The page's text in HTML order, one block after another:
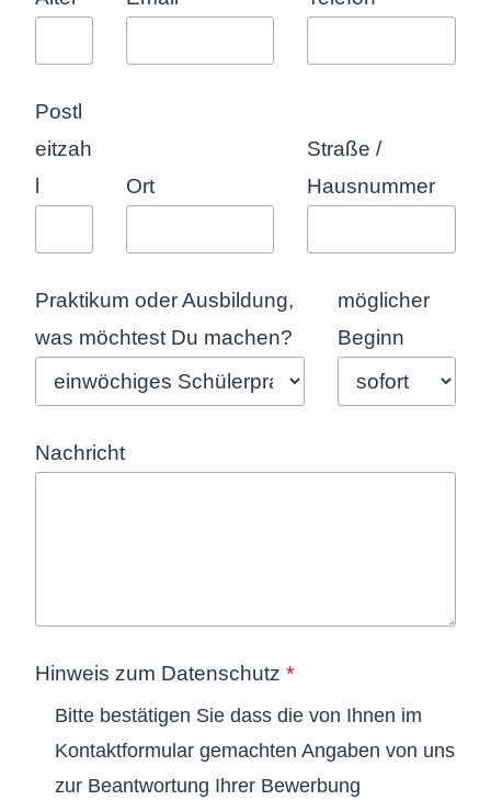
Postl
eitzah
Ort
Straße /
Hausnummer
Praktikum oder Ausbildung,
was möchtest Du machen?
möglicher
Beginn
Nachricht
Hinweis zum Datenschutz *
Bitte bestätigen Sie dass die von Ihnen im
Kontaktformular gemachten Angaben von uns
zur Beantwortung Ihrer Bewerbung